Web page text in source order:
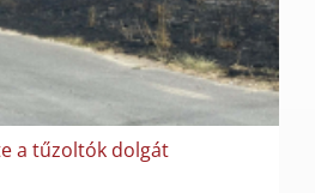
a tűzoltók dolgát